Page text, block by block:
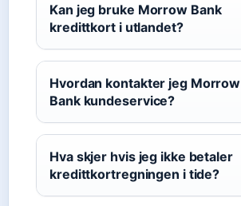
Kan jeg bruke Morrow Bank
kredittkort i utlandet?
Hvordan kontakter jeg Morrow
Bank kundeservice?
Hva skjer hvis jeg ikke betaler
kredittkortregningen i tide?